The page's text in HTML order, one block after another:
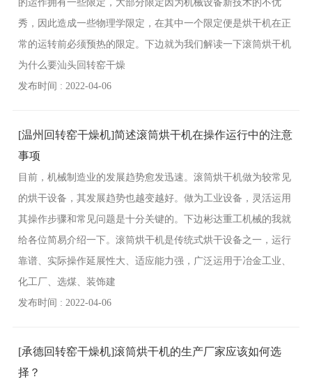
的运作拥有一些限定，大部分限定因为机械设备新技术的不优
秀，因此造成一些物理学限定，在其中一个限定便是烘干机在正
常的运转前必须预热的限定。下边就为我们解读一下滚筒烘干机
为什么要汕头回转窑干燥
发布时间 : 2022-04-06
[温州回转窑干燥机]简述滚筒烘干机在操作运行中的注意
事项
目前，机械制造业的发展趋势愈发迅速。滚筒烘干机做为较常见
的烘干设备，其发展趋势也越变越好。做为工业设备，灵活运用
其操作步骤和常见问题是十分关键的。下边彬达重工机械的我就
给各位简易介绍一下。滚筒烘干机是传统式烘干设备之一，运行
靠谱、实际操作延展性大、适应能力强，广泛运用于冶金工业、
化工厂、选煤、装饰建
发布时间 : 2022-04-06
[承德回转窑干燥机]滚筒烘干机的生产厂家应该如何选
择？